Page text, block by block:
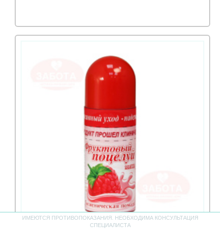
ИМЕЮТСЯ ПРОТИВОПОКАЗАНИЯ. НЕОБХОДИМА КОНСУЛЬТАЦИЯ
СПЕЦИАЛИСТА